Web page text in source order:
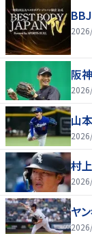
阪
山
村
ヤ